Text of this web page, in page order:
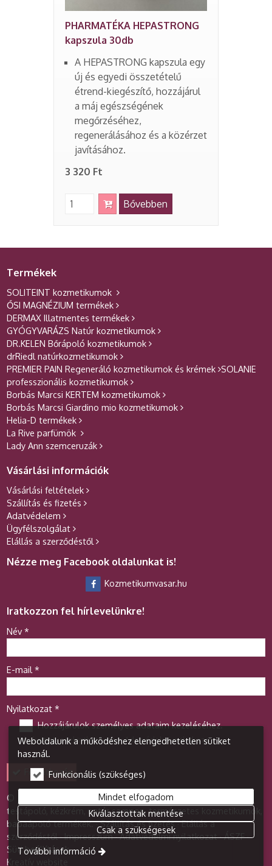
PHARMATÉKA HEPASTRONG
kapszula 30db
A HEPASTRONG kapszula egy
új és egyedi összetételű
étrend-kiegészítő, hozzájárul
a máj egészségének
megőrzéséhez,
regenerálásához és a közérzet
javításához.
3 320 Ft
Bővebben
Termékek
SOLITEINT kozmetikumok
ŐSI MAGNÉZIUM termékek
DERMAX Illatmentes termékek
GYÓGYVARÁZS Natúr kozmetikumok
DR.KELEN Bőrápoló kozmetikumok
drRiedl natúrkozmetikumok
PREMIER PAIN Regeneráló kozmetikumok és krémek SOLANIE
professzionális kozmetikumok
Borbás Marcsi KERTEM kozmetikumok
Borbás Marcsi Giardino mio kozmetikumok
Helia-D termékek
La Rive parfümök
Lady Ann szemceruzák
Vásárlási információk
Vásárlási feltételek
Szállítás és fizetés
Adatvédelem
Ügyfélszolgálat
Elállás a szerződéstől
Nézze meg Facebook oldalunkat is!
Kozmetikumvasar.hu
Iratkozzon fel hírlevelünkre!
-
-
-
-
-
Név *
E-mail *
Nyilatkozat *
Hozzájárulok személyes adataim kezeléséhez.
Ide kattintva tekinthető meg:Adatvédelmi nyilatkozat.
Feliratkozás
© 2026 Kozmetikum webáruház - Diamant Bt. Arckrém,
testápoló, kézkrém, natúr sampon, természetes kozmetikumok,
babaápoló termékek.
Szállítás és fizetés
Elállás a
szerződéstől
Impresszum Adatvédelmi nyilatkozat
ÁSZF
Süti beállítások
Kreatív website
Weboldalunk a működéshez elengedhetetlen sütiket
használ.
Funkcionális (szükséges)
Mindet elfogadom
Kiválasztottak mentése
Csak a szükségesek
További információ